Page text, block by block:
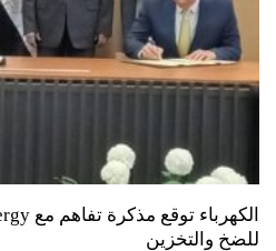
للضخ والتخزين